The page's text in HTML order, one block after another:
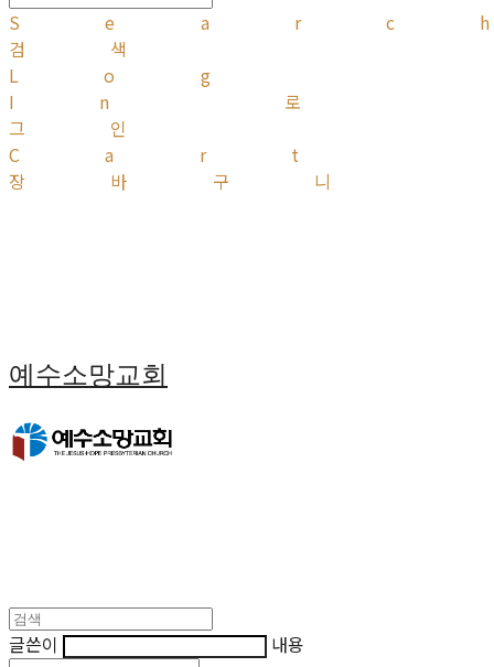
검색
Log
In
로
그인
Cart
장바구니
예수소망교회
글쓴이 내용